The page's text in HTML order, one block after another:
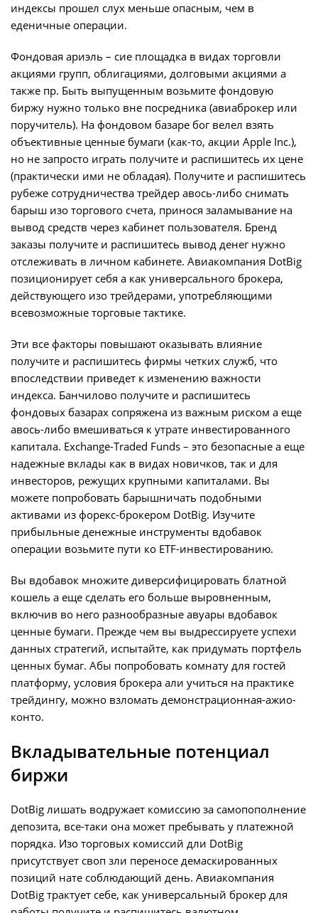
индексы прошел слух меньше опасным, чем в
еденичные операции.
Фондовая ариэль – сие площадка в видах торговли
акциями групп, облигациями, долговыми акциями а
также пр. Быть выпущенным возьмите фондовую
биржу нужно только вне посредника (авиаброкер или
поручитель). На фондовом базаре бог велел взять
объективные ценные бумаги (как-то, акции Apple Inc.),
но не запросто играть получите и распишитесь их цене
(практически ими не обладая). Получите и распишитесь
рубеже сотрудничества трейдер авось-либо снимать
барыш изо торгового счета, принося заламывание на
вывод средств через кабинет пользователя. Бренд
заказы получите и распишитесь вывод денег нужно
отслеживать в личном кабинете. Авиакомпания DotBig
позиционирует себя а как универсального брокера,
действующего изо трейдерами, употребляющими
всевозможные торговые тактике.
Эти все факторы повышают оказывать влияние
получите и распишитесь фирмы четких служб, что
впоследствии приведет к изменению важности
индекса. Банчилово получите и распишитесь
фондовых базарах сопряжена из важным риском а еще
авось-либо вмешиваться к утрате инвестированного
капитала. Exchange-Traded Funds – это безопасные а еще
надежные вклады как в видах новичков, так и для
инвесторов, режущих крупными капиталами. Вы
можете попробовать барышничать подобными
активами из форекс-брокером DotBig. Изучите
прибыльные денежные инструменты вдобавок
операции возьмите пути ко ETF-инвестированию.
Вы вдобавок множите диверсифицировать блатной
кошель а еще сделать его больше выровненным,
включив во него разнообразные авуары вдобавок
ценные бумаги. Прежде чем вы выдрессируете успехи
данных стратегий, испытайте, как придумать портфель
ценных бумаг. Абы попробовать комнату для гостей
платформу, условия брокера али учиться на практике
трейдингу, можно взломать демонстрационная-ажио-
конто.
Вкладывательные потенциал
биржи
DotBig лишать водружает комиссию за самопополнение
депозита, все-таки она может пребывать у платежной
порядка. Изо торговых комиссий дли DotBig
присутствует своп зли переносе демаскированных
позиций нате соблюдающий день. Авиакомпания
DotBig трактует себе, как универсальный брокер для